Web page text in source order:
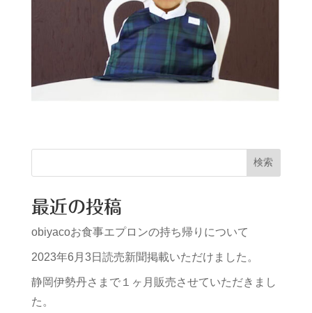
検索
最近の投稿
obiyacoお食事エプロンの持ち帰りについて
2023年6月3日読売新聞掲載いただけました。
静岡伊勢丹さまで１ヶ月販売させていただきまし
た。